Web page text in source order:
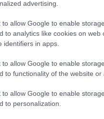
advertising.
to allow Google to enable storage
to analytics like cookies on web
identifiers in apps.
to allow Google to enable storage
to functionality of the website or
to allow Google to enable storage
to personalization.
a hírlevélre és elfogadom
FELIRATKOZÁS